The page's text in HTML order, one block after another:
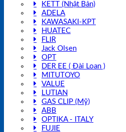
KETT (Nhật Bản)
ADELA
KAWASAKI-KPT
HUATEC
FLIR
Jack Olsen
OPT
DER EE ( Đài Loan )
MITUTOYO
VALUE
LUTIAN
GAS CLIP (Mỹ)
ABB
OPTIKA - ITALY
FUJIE